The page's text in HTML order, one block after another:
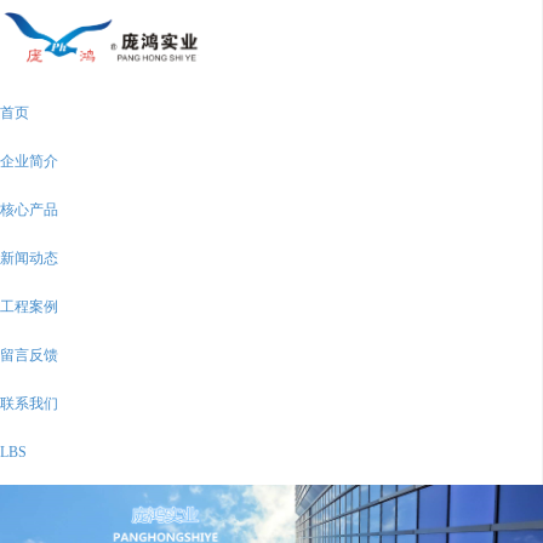
首页
企业简介
核心产品
新闻动态
工程案例
留言反馈
联系我们
LBS